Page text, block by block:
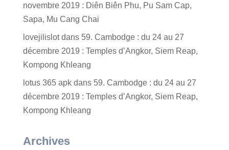
novembre 2019 : Diên Biên Phu, Pu Sam Cap,
Sapa, Mu Cang Chai
lovejilislotdans 59. Cambodge : du 24 au 27
décembre 2019 : Temples d’Angkor, Siem Reap,
Kompong Khleang
lotus 365 apkdans 59. Cambodge : du 24 au 27
décembre 2019 : Temples d’Angkor, Siem Reap,
Kompong Khleang
Archives